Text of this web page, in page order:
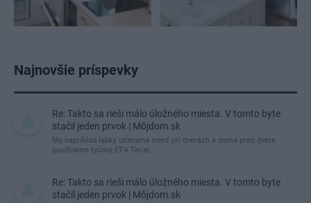
Najnovšie príspevky
Re: Takto sa rieši málo úložného miesta. V tomto byte
stačil jeden prvok | Môjdom.sk
My napríklad labky utierame hneď pri dverách a doma pred dvere
používame tyčový ETA Terier…
Re: Takto sa rieši málo úložného miesta. V tomto byte
stačil jeden prvok | Môjdom.sk